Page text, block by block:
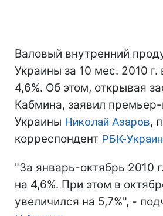
Валовый внутренний
Украины за 10 мес. 2010 г.
4,6%. Об этом, открывая
Кабмина, заявил
Украины Николай Азаров,
корреспондент РБК-
"За январь-октябрь 2010
на 4,6%. При этом в
увеличился на 5,7%", -